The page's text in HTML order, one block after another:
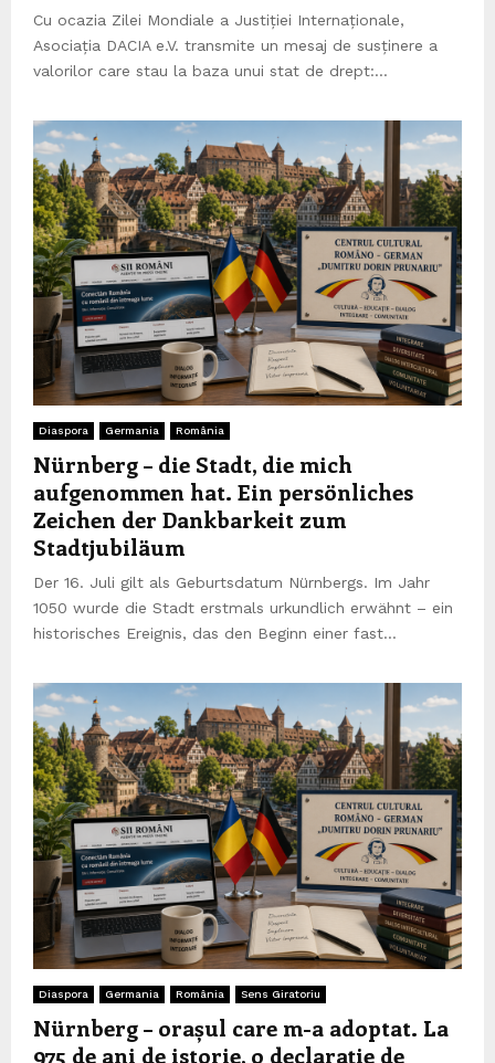
Cu ocazia Zilei Mondiale a Justiției Internaționale,
Asociația DACIA e.V. transmite un mesaj de susținere a
valorilor care stau la baza unui stat de drept:...
Diaspora Germania România
Nürnberg – die Stadt, die mich
aufgenommen hat. Ein persönliches
Zeichen der Dankbarkeit zum
Stadtjubiläum
Der 16. Juli gilt als Geburtsdatum Nürnbergs. Im Jahr
1050 wurde die Stadt erstmals urkundlich erwähnt – ein
historisches Ereignis, das den Beginn einer fast...
Diaspora Germania România Sens Giratoriu
Nürnberg – orașul care m-a adoptat. La
975 de ani de istorie, o declarație de